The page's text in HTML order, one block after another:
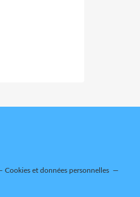
Cookies et données personnelles